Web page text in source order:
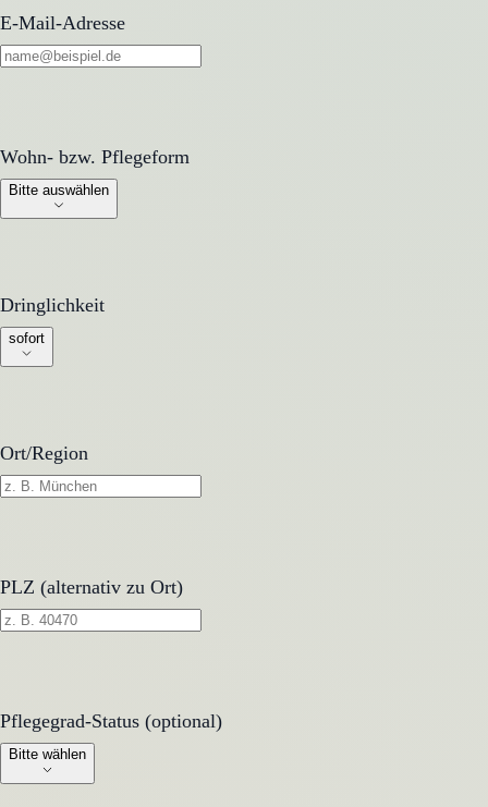
E-Mail-Adresse
Wohn- bzw. Pflegeform
Wohn- bzw. Pflegeform
Bitte auswählen
Dringlichkeit
Dringlichkeit
sofort
Ort/Region
PLZ (alternativ zu Ort)
Pflegegrad-Status (optional)
Pflegegrad-Status (optional)
Bitte wählen